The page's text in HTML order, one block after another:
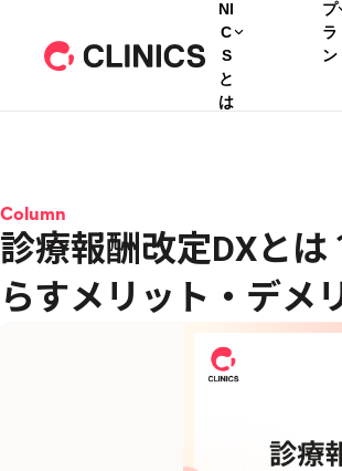
NI
C
S
と
は
プ
ラ
ン
Column
診療報酬改定DXと
らすメリット・デメ